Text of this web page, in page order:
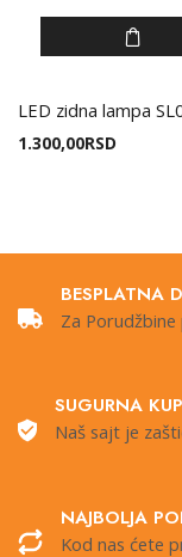
LED zidna lampa
1.300,00RSD
BESPLATNA
Za
SUGURNA
Naš sajt je
NAJBOLJA
Kod nas ćete